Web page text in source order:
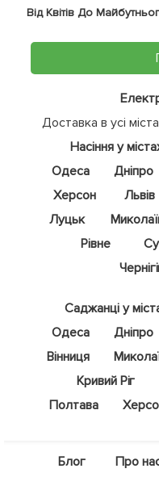
Від Квітів До
Доставка в усі
Насіння у
Одеса
Дніпро
Херсон
Львів
Луцьк
Рівне
Саджанці у
Одеса
Дніпро
Вінниця
Кривий Ріг
Полтава
Блог Про